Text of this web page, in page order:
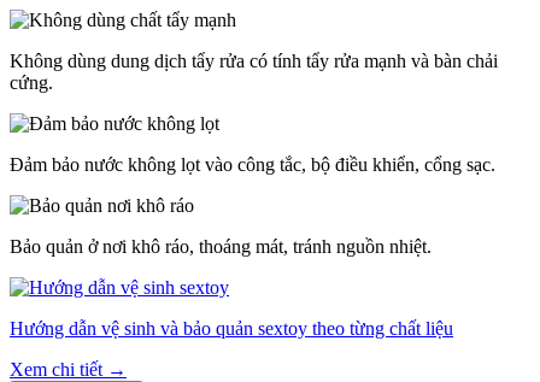
Không dùng dung dịch tẩy rửa có tính tẩy rửa mạnh và bàn chải
cứng.
Đảm bảo nước không lọt vào công tắc, bộ điều khiển, cổng sạc.
Bảo quản ở nơi khô ráo, thoáng mát, tránh nguồn nhiệt.
Hướng dẫn vệ sinh và bảo quản sextoy theo từng chất liệu
Xem chi tiết →